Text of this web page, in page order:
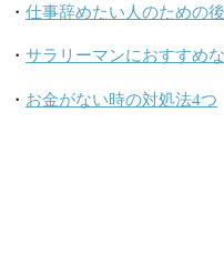
・ 仕事辞めたい人のための
・ サラリーマンにおすすめ
・ お金がない時の対処法4つ